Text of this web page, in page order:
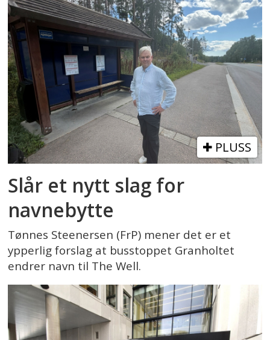
PLUSS
Slår et nytt slag for
navnebytte
Tønnes Steenersen (FrP) mener det er et
ypperlig forslag at busstoppet Granholtet
endrer navn til The Well.